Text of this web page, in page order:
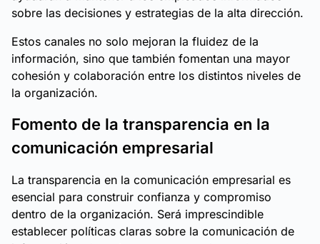
sobre las decisiones y estrategias de la alta dirección.
Estos canales no solo mejoran la fluidez de la
información, sino que también fomentan una mayor
cohesión y colaboración entre los distintos niveles de
la organización.
Fomento de la transparencia en la
comunicación empresarial
La transparencia en la comunicación empresarial es
esencial para construir confianza y compromiso
dentro de la organización. Será imprescindible
establecer políticas claras sobre la comunicación de